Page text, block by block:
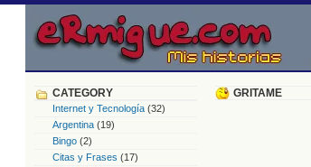
CATEGORY
Internet y Tecnología (32)
Argentina (19)
Bingo (2)
Citas y Frases (17)
GRITAME